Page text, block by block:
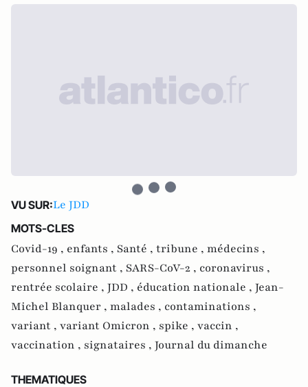
VU SUR:Le JDD
MOTS-CLES
Covid-19 , enfants , Santé , tribune , médecins ,
personnel soignant , SARS-CoV-2 , coronavirus ,
rentrée scolaire , JDD , éducation nationale , Jean-
Michel Blanquer , malades , contaminations ,
variant , variant Omicron , spike , vaccin ,
vaccination , signataires , Journal du dimanche
THEMATIQUES